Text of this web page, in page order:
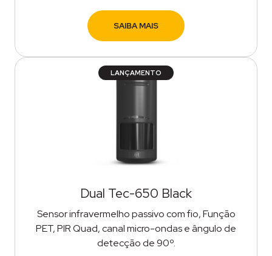
SAIBA MAIS
LANÇAMENTO
Dual Tec-650 Black
Sensor infravermelho passivo com fio, Função
PET, PIR Quad, canal micro-ondas e ângulo de
detecção de 90º.